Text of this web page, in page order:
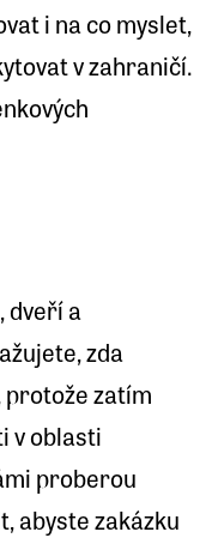
i na co myslet,
v zahraničí.
dveří a
zda
protože zatím
v oblasti
proberou
abyste zakázku